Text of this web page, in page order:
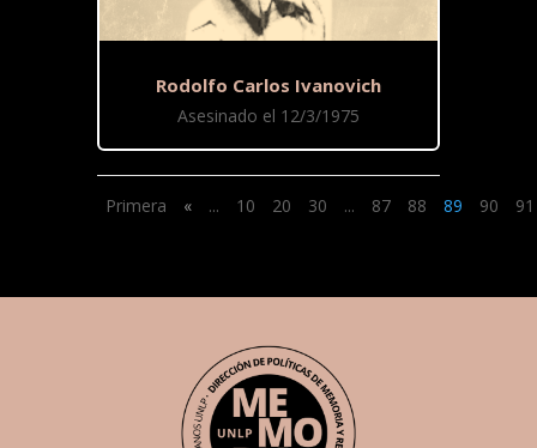
Rodolfo Carlos Ivanovich
Asesinado el 12/3/1975
Primera « ... 10 20 30 ... 87 88 89 90 91